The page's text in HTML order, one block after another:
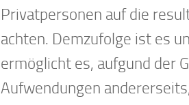
Privatpersonen auf die
achten. Demzufolge ist es
ermöglicht es, aufgund der
Aufwendungen